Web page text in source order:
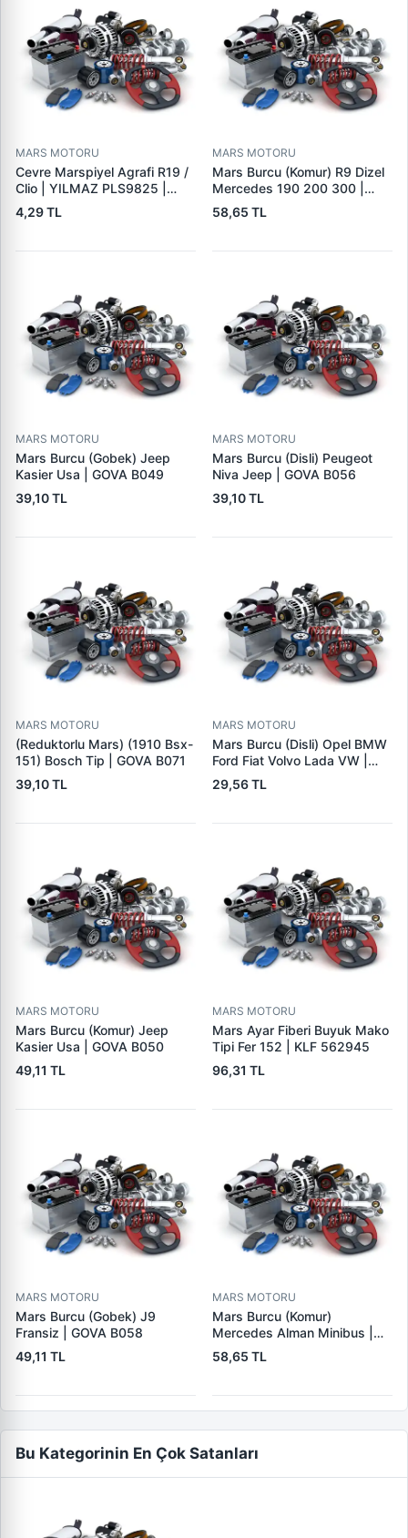
MARS MOTORU
Cevre Marspiyel Agrafi R19 /
Clio | YILMAZ PLS9825 |
OEM 7703077256
4,29 TL
MARS MOTORU
Mars Burcu (Komur) R9 Dizel
Mercedes 190 200 300 |
GOVA B047
58,65 TL
MARS MOTORU
Mars Burcu (Gobek) Jeep
Kasier Usa | GOVA B049
39,10 TL
MARS MOTORU
Mars Burcu (Disli) Peugeot
Niva Jeep | GOVA B056
39,10 TL
MARS MOTORU
(Reduktorlu Mars) (1910 Bsx-
151) Bosch Tip | GOVA B071
39,10 TL
MARS MOTORU
Mars Burcu (Disli) Opel BMW
Ford Fiat Volvo Lada VW |
GOVA B090
29,56 TL
MARS MOTORU
Mars Burcu (Komur) Jeep
Kasier Usa | GOVA B050
49,11 TL
MARS MOTORU
Mars Ayar Fiberi Buyuk Mako
Tipi Fer 152 | KLF 562945
96,31 TL
MARS MOTORU
Mars Burcu (Gobek) J9
Fransiz | GOVA B058
49,11 TL
MARS MOTORU
Mars Burcu (Komur)
Mercedes Alman Minibus |
GOVA B035
58,65 TL
Bu Kategorinin En Çok Satanları